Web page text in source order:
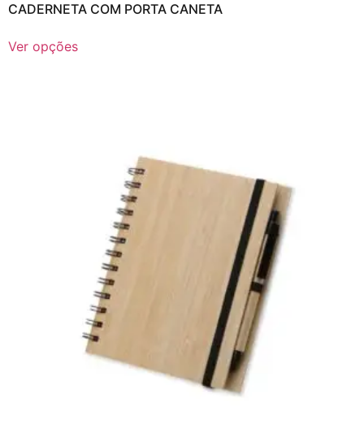
CADERNETA COM PORTA CANETA
Ver opções